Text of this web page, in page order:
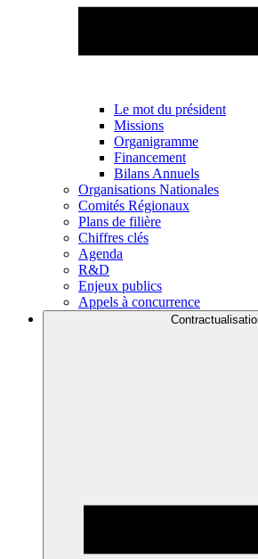
Le mot du président
Missions
Organigramme
Financement
Bilans Annuels
Organisations Nationales
Comités Régionaux
Plans de filière
Chiffres clés
Agenda
R&D
Enjeux publics
Appels à concurrence